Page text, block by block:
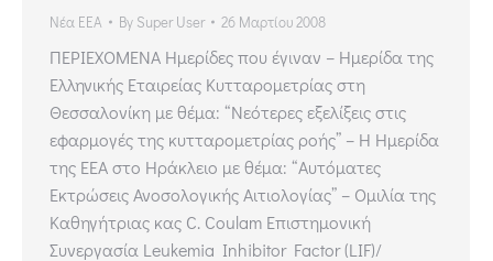
Νέα ΕΕΑ By Super User 26 Μαρτίου 2008
ΠΕΡΙΕΧΟΜΕΝΑ Ημερίδες που έγιναν – Ημερίδα της
Ελληνικής Εταιρείας Κυτταρομετρίας στη
Θεσσαλονίκη με θέμα: “Νεότερες εξελίξεις στις
εφαρμογές της κυτταρομετρίας ροής” – Η Ημερίδα
της ΕΕΑ στο Ηράκλειο με θέμα: “Αυτόματες
Εκτρώσεις Ανοσολογικής Αιτιολογίας” – Ομιλία της
Καθηγήτριας κας C. Coulam Επιστημονική
Συνεργασία Leukemia Inhibitor Factor (LIF)/